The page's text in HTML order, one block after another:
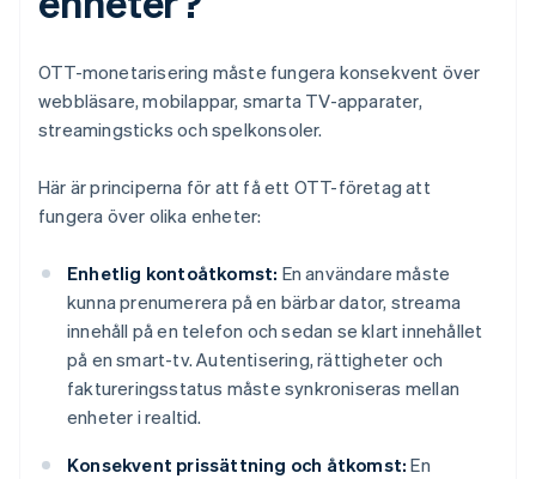
OTT-monetarisering måste fungera konsekvent över
webbläsare, mobilappar, smarta TV-apparater,
streamingsticks och spelkonsoler.
Här är principerna för att få ett OTT-företag att
fungera över olika enheter:
Enhetlig kontoåtkomst: En användare måste
kunna prenumerera på en bärbar dator, streama
innehåll på en telefon och sedan se klart innehållet
på en smart-tv. Autentisering, rättigheter och
faktureringsstatus måste synkroniseras mellan
enheter i realtid.
Konsekvent prissättning och åtkomst: En